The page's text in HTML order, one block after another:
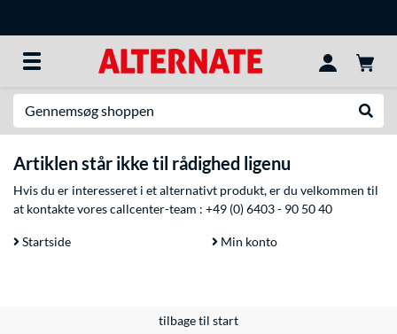
Artiklen står ikke til rådighed ligenu
Hvis du er interesseret i et alternativt produkt, er du velkommen til
at kontakte vores callcenter-team : +49 (0) 6403 - 90 50 40
Startside Min konto
tilbage til start